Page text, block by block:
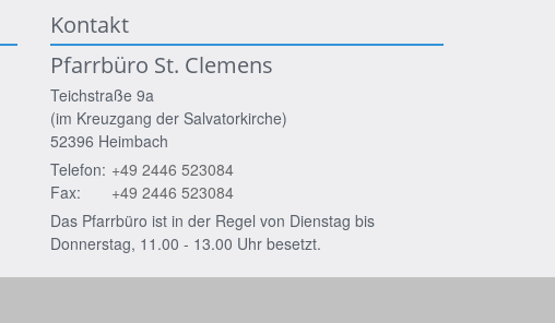
Kontakt
Pfarrbüro St. Clemens
Teichstraße 9a
(im Kreuzgang der Salvatorkirche)
52396 Heimbach
Telefon: +49 2446 523084
Fax:
+49 2446 523084
Das Pfarrbüro ist in der Regel von Dienstag bis
Donnerstag, 11.00 - 13.00 Uhr besetzt.